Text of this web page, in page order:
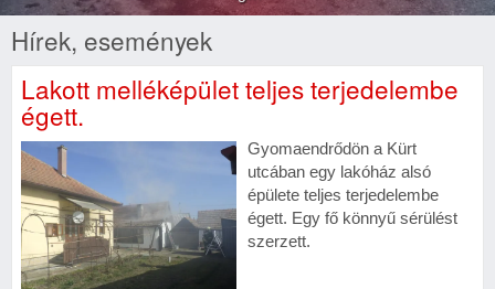
Hírek, események
Lakott melléképület teljes terjedelembe
égett.
Gyomaendrődön a Kürt
utcában egy lakóház alsó
épülete teljes terjedelembe
égett. Egy fő könnyű sérülést
szerzett.